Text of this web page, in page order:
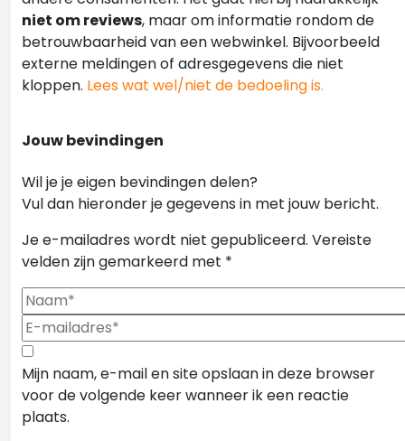
niet om reviews, maar om informatie rondom de
betrouwbaarheid van een webwinkel. Bijvoorbeeld
externe meldingen of adresgegevens die niet
kloppen. Lees wat wel/niet de bedoeling is.
Jouw bevindingen
Wil je je eigen bevindingen delen?
Vul dan hieronder je gegevens in met jouw bericht.
Je e-mailadres wordt niet gepubliceerd. Vereiste
velden zijn gemarkeerd met *
Mijn naam, e-mail en site opslaan in deze browser
voor de volgende keer wanneer ik een reactie
plaats.